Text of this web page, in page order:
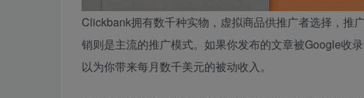
Clickbank拥有数千种实物，虚拟商品供推广者选择，推
销则是主流的推广模式。如果你发布的文章被Google收
以为你带来每月数千美元的被动收入。